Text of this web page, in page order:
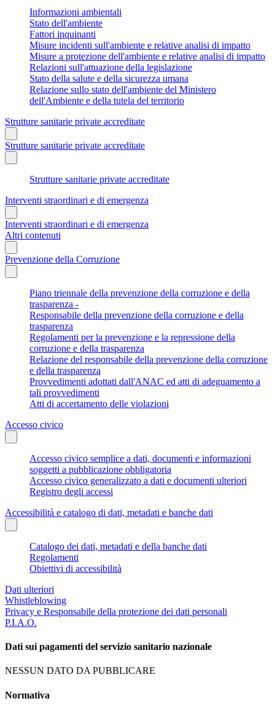
Informazioni ambientali
Stato dell'ambiente
Fattori inquinanti
Misure incidenti sull'ambiente e relative analisi di impatto
Misure a protezione dell'ambiente e relative analisi di impatto
Relazioni sull'attuazione della legislazione
Stato della salute e della sicurezza umana
Relazione sullo stato dell'ambiente del Ministero
dell'Ambiente e della tutela del territorio
Strutture sanitarie private accreditate
Strutture sanitarie private accreditate
Strutture sanitarie private accreditate
Interventi straordinari e di emergenza
Interventi straordinari e di emergenza
Altri contenuti
Prevenzione della Corruzione
Piano triennale della prevenzione della corruzione e della
trasparenza -
Responsabile della prevenzione della corruzione e della
trasparenza
Regolamenti per la prevenzione e la repressione della
corruzione e della trasparenza
Relazione del responsabile della prevenzione della corruzione
e della trasparenza
Provvedimenti adottati dall'ANAC ed atti di adeguamento a
tali provvedimenti
Atti di accertamento delle violazioni
Accesso civico
Accesso civico semplice a dati, documenti e informazioni
soggetti a pubblicazione obbligatoria
Accesso civico generalizzato a dati e documenti ulteriori
Registro degli accessi
Accessibilità e catalogo di dati, metadati e banche dati
Catalogo dei dati, metadati e della banche dati
Regolamenti
Obiettivi di accessibilità
Dati ulteriori
Whistleblowing
Privacy e Responsabile della protezione dei dati personali
P.I.A.O.
Dati sui pagamenti del servizio sanitario nazionale
NESSUN DATO DA PUBBLICARE
Normativa